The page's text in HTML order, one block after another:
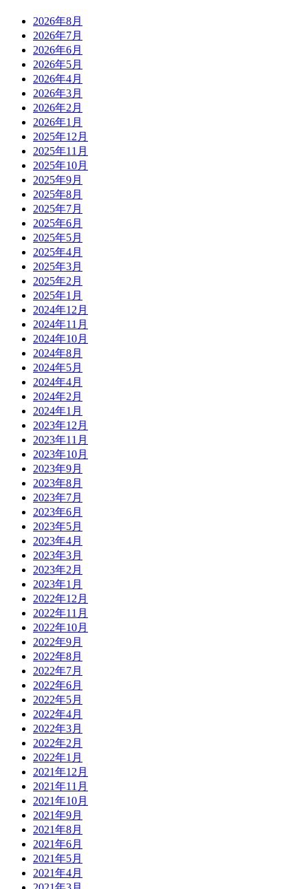
2026年8月
2026年7月
2026年6月
2026年5月
2026年4月
2026年3月
2026年2月
2026年1月
2025年12月
2025年11月
2025年10月
2025年9月
2025年8月
2025年7月
2025年6月
2025年5月
2025年4月
2025年3月
2025年2月
2025年1月
2024年12月
2024年11月
2024年10月
2024年8月
2024年5月
2024年4月
2024年2月
2024年1月
2023年12月
2023年11月
2023年10月
2023年9月
2023年8月
2023年7月
2023年6月
2023年5月
2023年4月
2023年3月
2023年2月
2023年1月
2022年12月
2022年11月
2022年10月
2022年9月
2022年8月
2022年7月
2022年6月
2022年5月
2022年4月
2022年3月
2022年2月
2022年1月
2021年12月
2021年11月
2021年10月
2021年9月
2021年8月
2021年6月
2021年5月
2021年4月